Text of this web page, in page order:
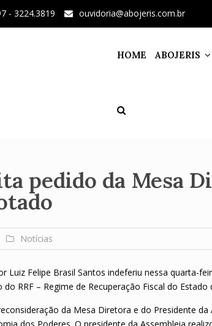
- 3224.3819 ouvidoria@abojeris.com.br
HOME ABOJERIS
pedido da Mesa
Notícias
Luiz Felipe Brasil Santos indeferiu nessa quarta-
RRF – Regime de Recuperação Fiscal do Estado
da Mesa Diretora e do Presidente